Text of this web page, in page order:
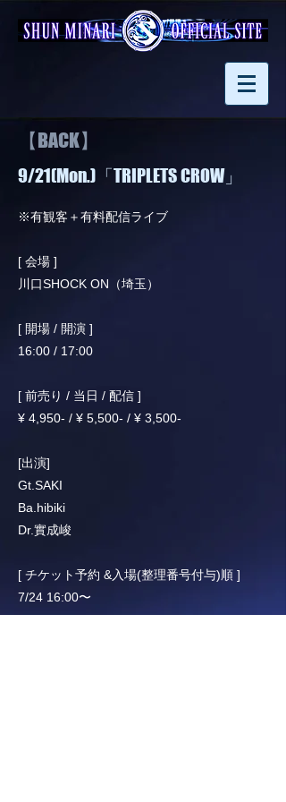
【BACK】
9/21(Mon.)「TRIPLETS CROW」
※有観客＋有料配信ライブ
[ 会場 ]
川口SHOCK ON（埼玉）
[ 開場 / 開演 ]
16:00 / 17:00
[ 前売り / 当日 / 配信 ]
¥ 4,950- / ¥ 5,500- / ¥ 3,500-
[出演]
Gt.SAKI
Ba.hibiki
Dr.實成峻
[ チケット予約 &入場(整理番号付与)順 ]
7/24 16:00〜